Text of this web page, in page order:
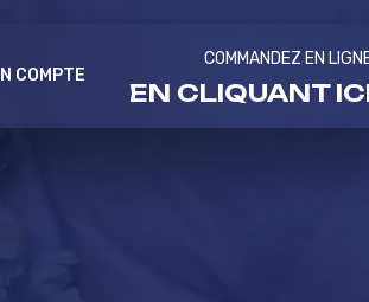
COMPTE
COMMANDEZ EN
EN CLIQUANT